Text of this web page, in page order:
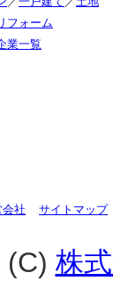
フォーム
業一覧
社 サイトマップ
(C) 株